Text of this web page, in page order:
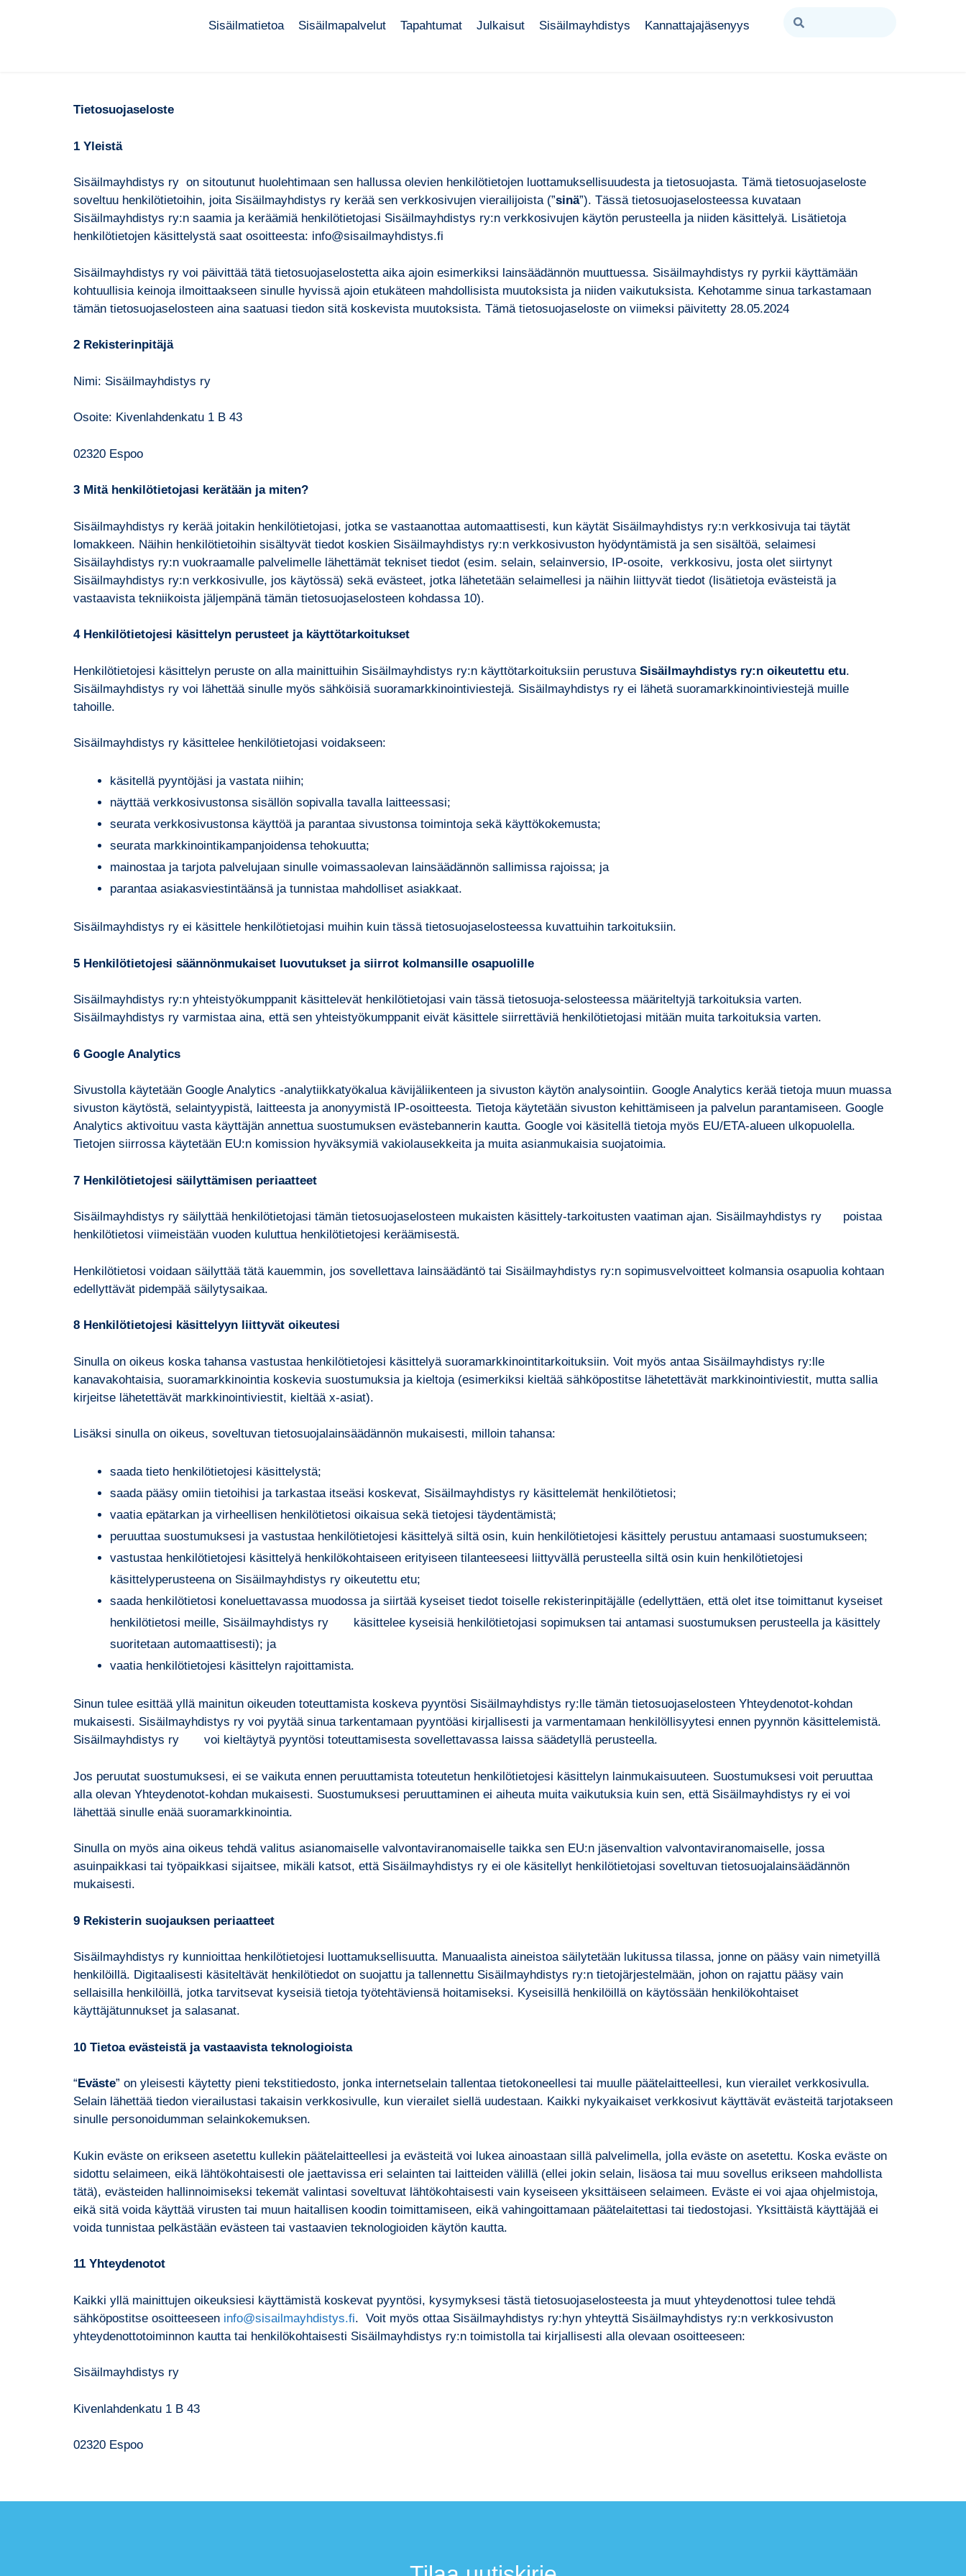
Sisäilmatietoa Sisäilmapalvelut Tapahtumat Julkaisut Sisäilmayhdistys Kannattajajäsenyys
Tietosuojaseloste
1 Yleistä
Sisäilmayhdistys ry on sitoutunut huolehtimaan sen hallussa olevien henkilötietojen luottamuksellisuudesta ja tietosuojasta. Tämä tietosuojaseloste
soveltuu henkilötietoihin, joita Sisäilmayhdistys ry kerää sen verkkosivujen vierailijoista (”sinä”). Tässä tietosuojaselosteessa kuvataan
Sisäilmayhdistys ry:n saamia ja keräämiä henkilötietojasi Sisäilmayhdistys ry:n verkkosivujen käytön perusteella ja niiden käsittelyä. Lisätietoja
henkilötietojen käsittelystä saat osoitteesta: info@sisailmayhdistys.fi
Sisäilmayhdistys ry voi päivittää tätä tietosuojaselostetta aika ajoin esimerkiksi lainsäädännön muuttuessa. Sisäilmayhdistys ry pyrkii käyttämään
kohtuullisia keinoja ilmoittaakseen sinulle hyvissä ajoin etukäteen mahdollisista muutoksista ja niiden vaikutuksista. Kehotamme sinua tarkastamaan
tämän tietosuojaselosteen aina saatuasi tiedon sitä koskevista muutoksista. Tämä tietosuojaseloste on viimeksi päivitetty 28.05.2024
2 Rekisterinpitäjä
Nimi: Sisäilmayhdistys ry
Osoite: Kivenlahdenkatu 1 B 43
02320 Espoo
3 Mitä henkilötietojasi kerätään ja miten?
Sisäilmayhdistys ry kerää joitakin henkilötietojasi, jotka se vastaanottaa automaattisesti, kun käytät Sisäilmayhdistys ry:n verkkosivuja tai täytät
lomakkeen. Näihin henkilötietoihin sisältyvät tiedot koskien Sisäilmayhdistys ry:n verkkosivuston hyödyntämistä ja sen sisältöä, selaimesi
Sisäilayhdistys ry:n vuokraamalle palvelimelle lähettämät tekniset tiedot (esim. selain, selainversio, IP-osoite, verkkosivu, josta olet siirtynyt
Sisäilmayhdistys ry:n verkkosivulle, jos käytössä) sekä evästeet, jotka lähetetään selaimellesi ja näihin liittyvät tiedot (lisätietoja evästeistä ja
vastaavista tekniikoista jäljempänä tämän tietosuojaselosteen kohdassa 10).
4 Henkilötietojesi käsittelyn perusteet ja käyttötarkoitukset
Henkilötietojesi käsittelyn peruste on alla mainittuihin Sisäilmayhdistys ry:n käyttötarkoituksiin perustuva Sisäilmayhdistys ry:n oikeutettu etu.
Sisäilmayhdistys ry voi lähettää sinulle myös sähköisiä suoramarkkinointiviestejä. Sisäilmayhdistys ry ei lähetä suoramarkkinointiviestejä muille
tahoille.
Sisäilmayhdistys ry käsittelee henkilötietojasi voidakseen:
käsitellä pyyntöjäsi ja vastata niihin;
näyttää verkkosivustonsa sisällön sopivalla tavalla laitteessasi;
seurata verkkosivustonsa käyttöä ja parantaa sivustonsa toimintoja sekä käyttökokemusta;
seurata markkinointikampanjoidensa tehokuutta;
mainostaa ja tarjota palvelujaan sinulle voimassaolevan lainsäädännön sallimissa rajoissa; ja
parantaa asiakasviestintäänsä ja tunnistaa mahdolliset asiakkaat.
Sisäilmayhdistys ry ei käsittele henkilötietojasi muihin kuin tässä tietosuojaselosteessa kuvattuihin tarkoituksiin.
5 Henkilötietojesi säännönmukaiset luovutukset ja siirrot kolmansille osapuolille
Sisäilmayhdistys ry:n yhteistyökumppanit käsittelevät henkilötietojasi vain tässä tietosuoja-selosteessa määriteltyjä tarkoituksia varten.
Sisäilmayhdistys ry varmistaa aina, että sen yhteistyökumppanit eivät käsittele siirrettäviä henkilötietojasi mitään muita tarkoituksia varten.
6 Google Analytics
Sivustolla käytetään Google Analytics -analytiikkatyökalua kävijäliikenteen ja sivuston käytön analysointiin. Google Analytics kerää tietoja muun muassa
sivuston käytöstä, selaintyypistä, laitteesta ja anonyymistä IP-osoitteesta. Tietoja käytetään sivuston kehittämiseen ja palvelun parantamiseen. Google
Analytics aktivoituu vasta käyttäjän annettua suostumuksen evästebannerin kautta. Google voi käsitellä tietoja myös EU/ETA-alueen ulkopuolella.
Tietojen siirrossa käytetään EU:n komission hyväksymiä vakiolausekkeita ja muita asianmukaisia suojatoimia.
7 Henkilötietojesi säilyttämisen periaatteet
Sisäilmayhdistys ry säilyttää henkilötietojasi tämän tietosuojaselosteen mukaisten käsittely-tarkoitusten vaatiman ajan. Sisäilmayhdistys ry poistaa
henkilötietosi viimeistään vuoden kuluttua henkilötietojesi keräämisestä.
Henkilötietosi voidaan säilyttää tätä kauemmin, jos sovellettava lainsäädäntö tai Sisäilmayhdistys ry:n sopimusvelvoitteet kolmansia osapuolia kohtaan
edellyttävät pidempää säilytysaikaa.
8 Henkilötietojesi käsittelyyn liittyvät oikeutesi
Sinulla on oikeus koska tahansa vastustaa henkilötietojesi käsittelyä suoramarkkinointitarkoituksiin. Voit myös antaa Sisäilmayhdistys ry:lle
kanavakohtaisia, suoramarkkinointia koskevia suostumuksia ja kieltoja (esimerkiksi kieltää sähköpostitse lähetettävät markkinointiviestit, mutta sallia
kirjeitse lähetettävät markkinointiviestit, kieltää x-asiat).
Lisäksi sinulla on oikeus, soveltuvan tietosuojalainsäädännön mukaisesti, milloin tahansa:
saada tieto henkilötietojesi käsittelystä;
saada pääsy omiin tietoihisi ja tarkastaa itseäsi koskevat, Sisäilmayhdistys ry käsittelemät henkilötietosi;
vaatia epätarkan ja virheellisen henkilötietosi oikaisua sekä tietojesi täydentämistä;
peruuttaa suostumuksesi ja vastustaa henkilötietojesi käsittelyä siltä osin, kuin henkilötietojesi käsittely perustuu antamaasi suostumukseen;
vastustaa henkilötietojesi käsittelyä henkilökohtaiseen erityiseen tilanteeseesi liittyvällä perusteella siltä osin kuin henkilötietojesi
käsittelyperusteena on Sisäilmayhdistys ry oikeutettu etu;
saada henkilötietosi koneluettavassa muodossa ja siirtää kyseiset tiedot toiselle rekisterinpitäjälle (edellyttäen, että olet itse toimittanut kyseiset
henkilötietosi meille, Sisäilmayhdistys ry käsittelee kyseisiä henkilötietojasi sopimuksen tai antamasi suostumuksen perusteella ja käsittely
suoritetaan automaattisesti); ja
vaatia henkilötietojesi käsittelyn rajoittamista.
Sinun tulee esittää yllä mainitun oikeuden toteuttamista koskeva pyyntösi Sisäilmayhdistys ry:lle tämän tietosuojaselosteen Yhteydenotot-kohdan
mukaisesti. Sisäilmayhdistys ry voi pyytää sinua tarkentamaan pyyntöäsi kirjallisesti ja varmentamaan henkilöllisyytesi ennen pyynnön käsittelemistä.
Sisäilmayhdistys ry voi kieltäytyä pyyntösi toteuttamisesta sovellettavassa laissa säädetyllä perusteella.
Jos peruutat suostumuksesi, ei se vaikuta ennen peruuttamista toteutetun henkilötietojesi käsittelyn lainmukaisuuteen. Suostumuksesi voit peruuttaa
alla olevan Yhteydenotot-kohdan mukaisesti. Suostumuksesi peruuttaminen ei aiheuta muita vaikutuksia kuin sen, että Sisäilmayhdistys ry ei voi
lähettää sinulle enää suoramarkkinointia.
Sinulla on myös aina oikeus tehdä valitus asianomaiselle valvontaviranomaiselle taikka sen EU:n jäsenvaltion valvontaviranomaiselle, jossa
asuinpaikkasi tai työpaikkasi sijaitsee, mikäli katsot, että Sisäilmayhdistys ry ei ole käsitellyt henkilötietojasi soveltuvan tietosuojalainsäädännön
mukaisesti.
9 Rekisterin suojauksen periaatteet
Sisäilmayhdistys ry kunnioittaa henkilötietojesi luottamuksellisuutta. Manuaalista aineistoa säilytetään lukitussa tilassa, jonne on pääsy vain nimetyillä
henkilöillä. Digitaalisesti käsiteltävät henkilötiedot on suojattu ja tallennettu Sisäilmayhdistys ry:n tietojärjestelmään, johon on rajattu pääsy vain
sellaisilla henkilöillä, jotka tarvitsevat kyseisiä tietoja työtehtäviensä hoitamiseksi. Kyseisillä henkilöillä on käytössään henkilökohtaiset
käyttäjätunnukset ja salasanat.
10 Tietoa evästeistä ja vastaavista teknologioista
“Eväste” on yleisesti käytetty pieni tekstitiedosto, jonka internetselain tallentaa tietokoneellesi tai muulle päätelaitteellesi, kun vierailet verkkosivulla.
Selain lähettää tiedon vierailustasi takaisin verkkosivulle, kun vierailet siellä uudestaan. Kaikki nykyaikaiset verkkosivut käyttävät evästeitä tarjotakseen
sinulle personoidumman selainkokemuksen.
Kukin eväste on erikseen asetettu kullekin päätelaitteellesi ja evästeitä voi lukea ainoastaan sillä palvelimella, jolla eväste on asetettu. Koska eväste on
sidottu selaimeen, eikä lähtökohtaisesti ole jaettavissa eri selainten tai laitteiden välillä (ellei jokin selain, lisäosa tai muu sovellus erikseen mahdollista
tätä), evästeiden hallinnoimiseksi tekemät valintasi soveltuvat lähtökohtaisesti vain kyseiseen yksittäiseen selaimeen. Eväste ei voi ajaa ohjelmistoja,
eikä sitä voida käyttää virusten tai muun haitallisen koodin toimittamiseen, eikä vahingoittamaan päätelaitettasi tai tiedostojasi. Yksittäistä käyttäjää ei
voida tunnistaa pelkästään evästeen tai vastaavien teknologioiden käytön kautta.
11 Yhteydenotot
Kaikki yllä mainittujen oikeuksiesi käyttämistä koskevat pyyntösi, kysymyksesi tästä tietosuojaselosteesta ja muut yhteydenottosi tulee tehdä
sähköpostitse osoitteeseen info@sisailmayhdistys.fi. Voit myös ottaa Sisäilmayhdistys ry:hyn yhteyttä Sisäilmayhdistys ry:n verkkosivuston
yhteydenottotoiminnon kautta tai henkilökohtaisesti Sisäilmayhdistys ry:n toimistolla tai kirjallisesti alla olevaan osoitteeseen:
Sisäilmayhdistys ry
Kivenlahdenkatu 1 B 43
02320 Espoo